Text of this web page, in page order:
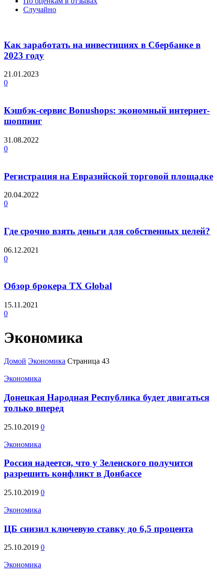
Случайно
Как заработать на инвестициях в Сбербанке в
2023 году
21.01.2023
0
Кэшбэк-сервис Bonushops: экономный интернет-
шоппинг
31.08.2022
0
Регистрация на Евразийской торговой площадке
20.04.2022
0
Где срочно взять деньги для собственных целей?
06.12.2021
0
Обзор брокера TX Global
15.11.2021
0
Экономика
Домой Экономика Страница 43
Экономика
Донецкая Народная Республика будет двигаться
только вперед
25.10.2019 0
Экономика
Россия надеется, что у Зеленского получится
разрешить конфликт в Донбассе
25.10.2019 0
Экономика
ЦБ снизил ключевую ставку до 6,5 процента
25.10.2019 0
Экономика